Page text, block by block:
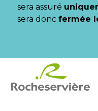
sera assuré
sera donc fermée
contenu
pied